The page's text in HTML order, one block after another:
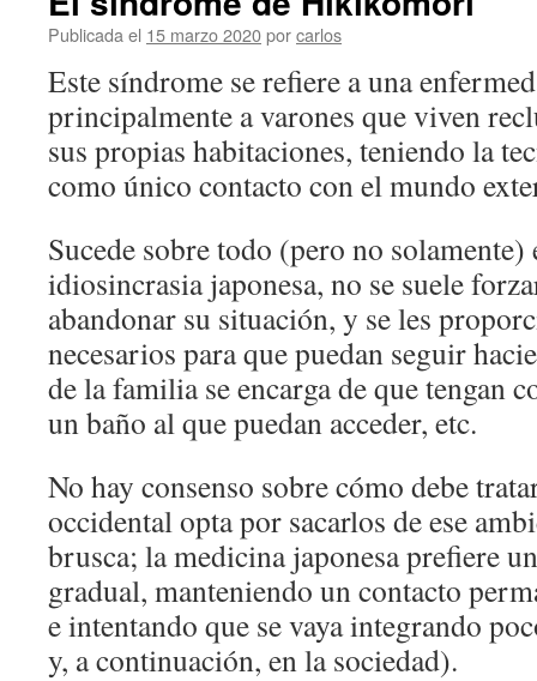
Publicada el 15 marzo 2020porcarlos
Este síndrome se refiere a una
principalmente a varones que viven
sus propias habitaciones, teniendo la
como único contacto con el mundo
Sucede sobre todo (pero no
idiosincrasia japonesa, no se suele
abandonar su situación, y se les
necesarios para que puedan seguir
de la familia se encarga de que tengan
un baño al que puedan acceder, etc.
No hay consenso sobre cómo debe
occidental opta por sacarlos de ese
brusca; la medicina japonesa prefiere
gradual, manteniendo un contacto
e intentando que se vaya integrando
y, a continuación, en la sociedad).